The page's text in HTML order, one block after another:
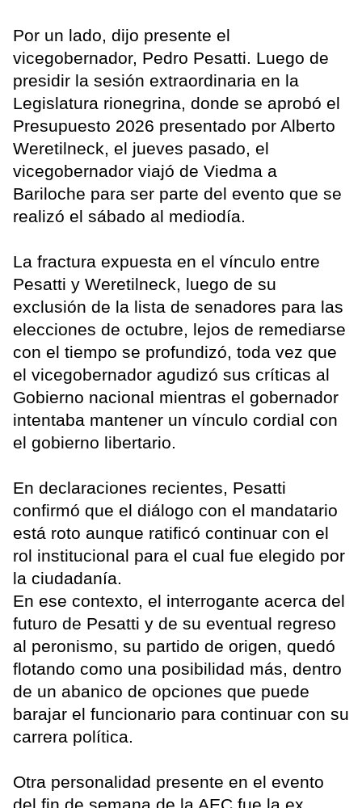
Por un lado, dijo presente el
vicegobernador, Pedro Pesatti. Luego de
presidir la sesión extraordinaria en la
Legislatura rionegrina, donde se aprobó el
Presupuesto 2026 presentado por Alberto
Weretilneck, el jueves pasado, el
vicegobernador viajó de Viedma a
Bariloche para ser parte del evento que se
realizó el sábado al mediodía.
La fractura expuesta en el vínculo entre
Pesatti y Weretilneck, luego de su
exclusión de la lista de senadores para las
elecciones de octubre, lejos de remediarse
con el tiempo se profundizó, toda vez que
el vicegobernador agudizó sus críticas al
Gobierno nacional mientras el gobernador
intentaba mantener un vínculo cordial con
el gobierno libertario.
En declaraciones recientes, Pesatti
confirmó que el diálogo con el mandatario
está roto aunque ratificó continuar con el
rol institucional para el cual fue elegido por
la ciudadanía.
En ese contexto, el interrogante acerca del
futuro de Pesatti y de su eventual regreso
al peronismo, su partido de origen, quedó
flotando como una posibilidad más, dentro
de un abanico de opciones que puede
barajar el funcionario para continuar con su
carrera política.
Otra personalidad presente en el evento
del fin de semana de la AEC fue la ex